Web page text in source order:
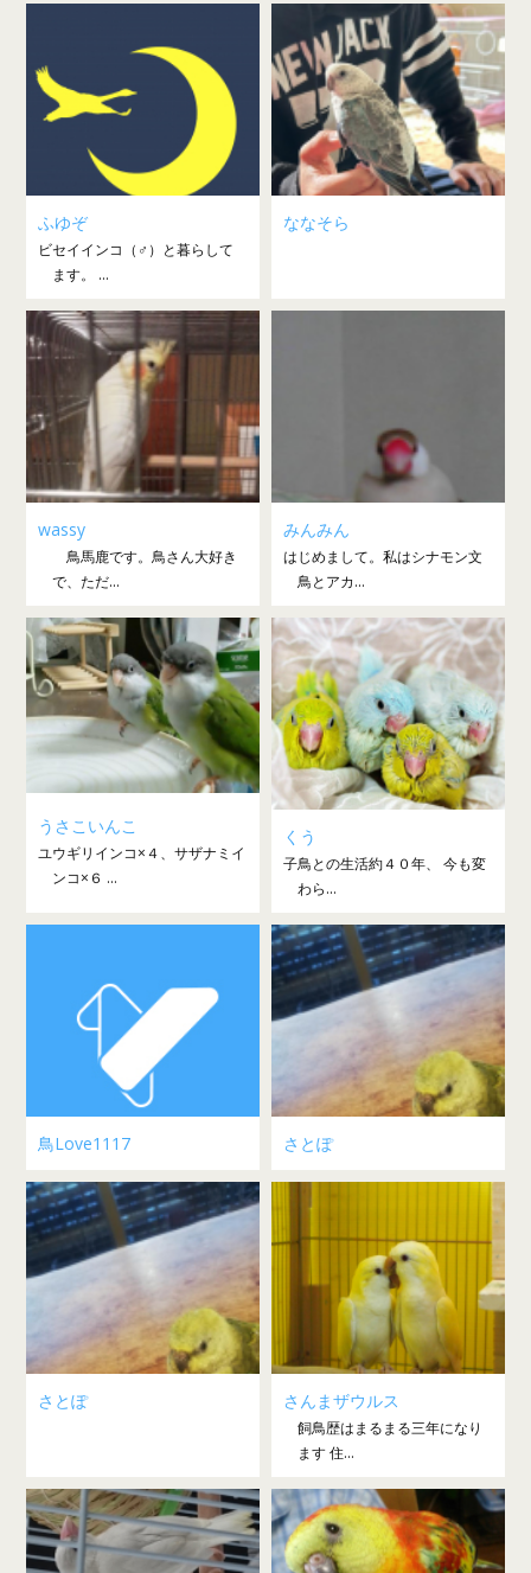
ふゆぞ
ビセイインコ（♂）と暮らして
ます。 ...
ななそら
wassy
鳥馬鹿です。鳥さん大好き
で、ただ...
みんみん
はじめまして。私はシナモン文
鳥とアカ...
うさこいんこ
ユウギリインコ×４、サザナミイ
ンコ×６ ...
くう
子鳥との生活約４０年、 今も変
わら...
鳥Love1117 さとぽ
さとぽ さんまザウルス
飼鳥歴はまるまる三年になり
ます 住...